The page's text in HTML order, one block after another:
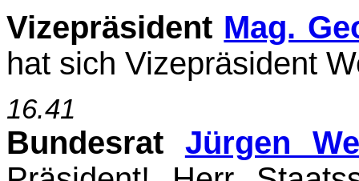
Vizepräsident Mag.
hat sich Vizepräsident
16.41
Bundesrat Jürgen